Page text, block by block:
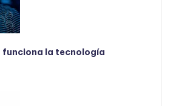
funciona la tecnología